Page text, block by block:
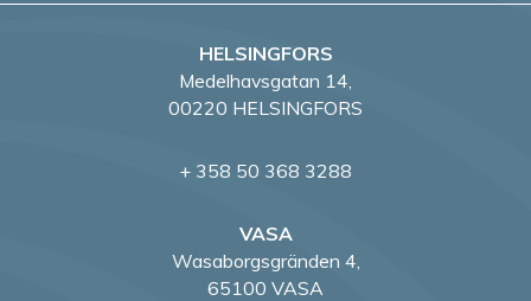
HELSINGFORS
Medelhavsgatan 14,
00220 HELSINGFORS
+ 358 50 368 3288
VASA
Wasaborgsgränden 4,
65100 VASA